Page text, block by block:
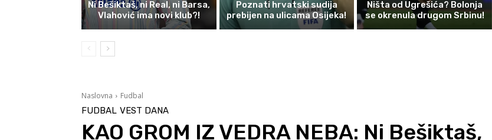
Ni Bešiktaš, ni Real, ni Barsa,
Vlahović ima novi klub?!
Poznati hrvatski sudija
prebijen na ulicama Osijeka!
Ništa od Ugrešića? Bolonja
se okrenula drugom Srbinu!